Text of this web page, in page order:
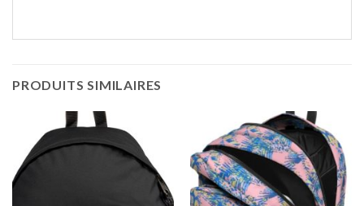
PRODUITS SIMILAIRES